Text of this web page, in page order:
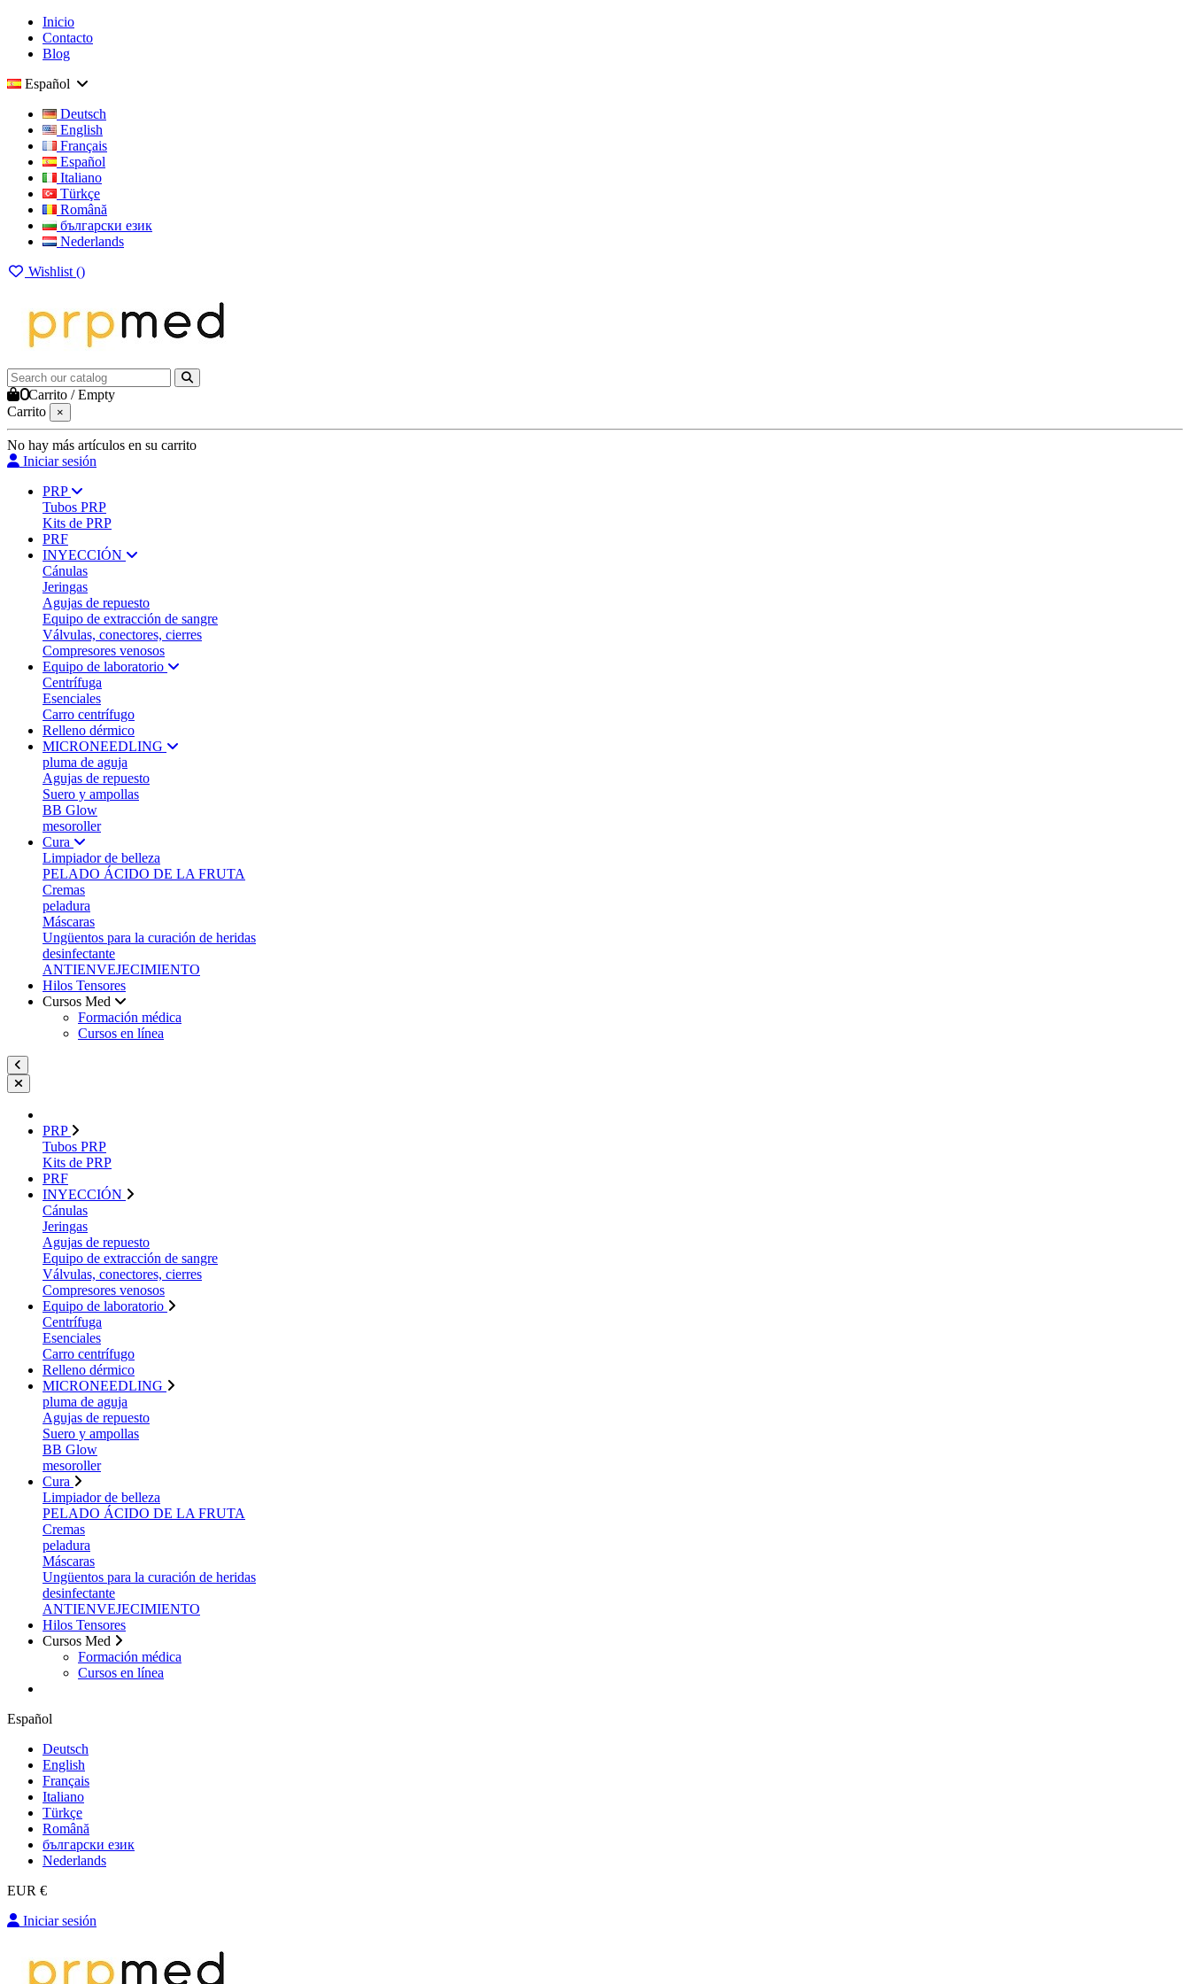
Inicio
Contacto
Blog
Español
Deutsch
English
Français
Español
Italiano
Türkçe
Română
български език
Nederlands
Wishlist ()
0Carrito /Empty
Carrito
×
No hay más artículos en su carrito
Iniciar sesión
PRP
Tubos PRP
Kits de PRP
PRF
INYECCIÓN
Cánulas
Jeringas
Agujas de repuesto
Equipo de extracción de sangre
Válvulas, conectores, cierres
Compresores venosos
Equipo de laboratorio
Centrífuga
Esenciales
Carro centrífugo
Relleno dérmico
MICRONEEDLING
pluma de aguja
Agujas de repuesto
Suero y ampollas
BB Glow
mesoroller
Cura
Limpiador de belleza
PELADO ÁCIDO DE LA FRUTA
Cremas
peladura
Máscaras
Ungüentos para la curación de heridas
desinfectante
ANTIENVEJECIMIENTO
Hilos Tensores
Cursos Med
Formación médica
Cursos en línea
PRP
Tubos PRP
Kits de PRP
PRF
INYECCIÓN
Cánulas
Jeringas
Agujas de repuesto
Equipo de extracción de sangre
Válvulas, conectores, cierres
Compresores venosos
Equipo de laboratorio
Centrífuga
Esenciales
Carro centrífugo
Relleno dérmico
MICRONEEDLING
pluma de aguja
Agujas de repuesto
Suero y ampollas
BB Glow
mesoroller
Cura
Limpiador de belleza
PELADO ÁCIDO DE LA FRUTA
Cremas
peladura
Máscaras
Ungüentos para la curación de heridas
desinfectante
ANTIENVEJECIMIENTO
Hilos Tensores
Cursos Med
Formación médica
Cursos en línea
Español
Deutsch
English
Français
Italiano
Türkçe
Română
български език
Nederlands
EUR €
Iniciar sesión